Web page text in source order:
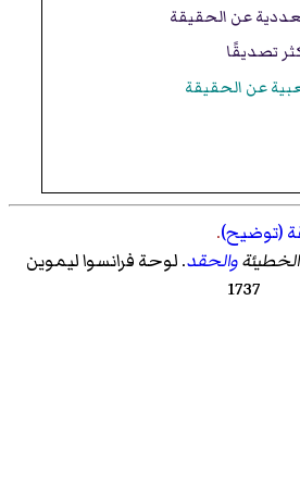
عن الحقيقة
تصديقًا
عن الحقيقة
(توضيح).
والحقد. لوحة فرانسوا ليموين
1737